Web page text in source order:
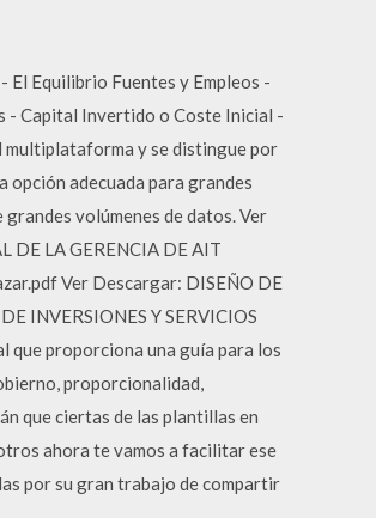
El Equilibrio Fuentes y Empleos -
- Capital Invertido o Coste Inicial -
multiplataforma y se distingue por
opción adecuada para grandes
volúmenes de datos. Ver
DE LA GERENCIA DE AIT
Ver Descargar: DISEÑO DE
INVERSIONES Y SERVICIOS
que proporciona una guía para los
proporcionalidad,
que ciertas de las plantillas en
ahora te vamos a facilitar ese
por su gran trabajo de compartir